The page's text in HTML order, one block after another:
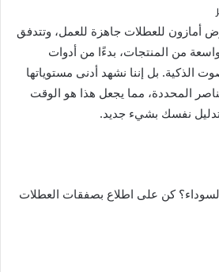
أمازون للعطلات جاهزة للعمل، وتتدفق
من المنتجات، بدءًا من أدوات
الذكية. بل إننا نشهد أدنى مستوياتها
المحددة، مما يجعل هذا هو الوقت
تدليل نفسك بشيء جديد.
كن على اطلاع بصفقات العطلات